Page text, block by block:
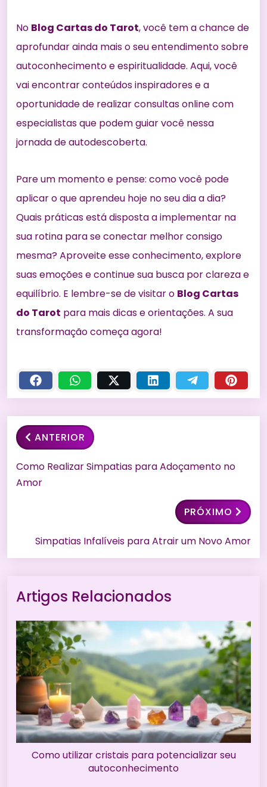
No Blog Cartas do Tarot, você tem a chance de
aprofundar ainda mais o seu entendimento sobre
autoconhecimento e espiritualidade. Aqui, você
vai encontrar conteúdos inspiradores e a
oportunidade de realizar consultas online com
especialistas que podem guiar você nessa
jornada de autodescoberta.
Pare um momento e pense: como você pode
aplicar o que aprendeu hoje no seu dia a dia?
Quais práticas está disposta a implementar na
sua rotina para se conectar melhor consigo
mesma? Aproveite esse conhecimento, explore
suas emoções e continue sua busca por clareza e
equilíbrio. E lembre-se de visitar o Blog Cartas
do Tarot para mais dicas e orientações. A sua
transformação começa agora!
ANTERIOR
Como Realizar Simpatias para Adoçamento no
Amor
PRÓXIMO
Simpatias Infalíveis para Atrair um Novo Amor
Artigos Relacionados
Como utilizar cristais para potencializar seu
autoconhecimento